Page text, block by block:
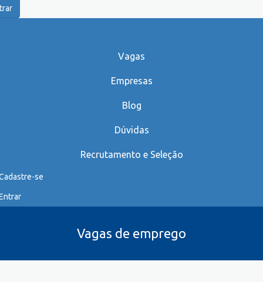
Vagas
Empresas
Blog
Dúvidas
Recrutamento e Seleção
se
Vagas de emprego